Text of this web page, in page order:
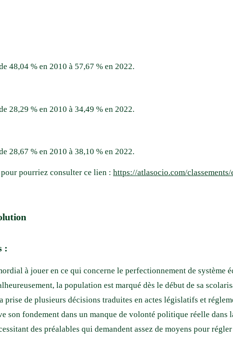
48,04 % en 2010 à 57,67 % en 2022.
28,29 % en 2010 à 34,49 % en 2022.
28,67 % en 2010 à 38,10 % en 2022.
pourriez consulter ce lien : https://atlasocio.com/
:
à jouer en ce qui concerne le perfectionnement de système
la population est marqué dès le début de sa
prise de plusieurs décisions traduites en actes législatifs et
son fondement dans un manque de volonté politique réelle dans
des préalables qui demandent assez de moyens pour